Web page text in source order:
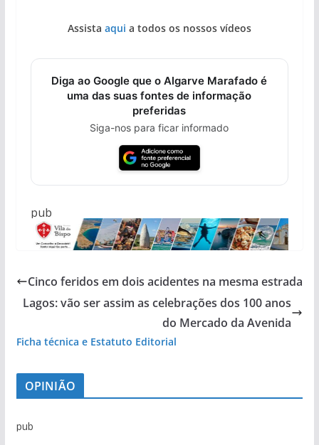
Assista aqui a todos os nossos vídeos
Diga ao Google que o Algarve Marafado é
uma das suas fontes de informação
preferidas
Siga-nos para ficar informado
pub
Cinco feridos em dois acidentes na mesma estrada
Lagos: vão ser assim as celebrações dos 100 anos
do Mercado da Avenida
Ficha técnica e Estatuto Editorial
OPINIÃO
pub